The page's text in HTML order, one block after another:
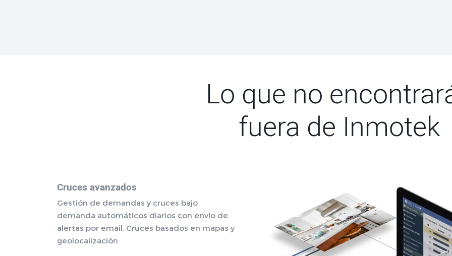
Lo que no
fuera de Inmotek
Cruces avanzados
Gestión de demandas y cruces bajo
demanda automáticos diarios con envío de
alertas por email. Cruces basados en mapas y
geolocalización